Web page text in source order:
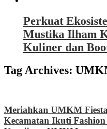
Perkuat
Mustika Ilham
Kuliner dan
Tag Archives:
Meriahkan UMKM
Kecamatan Ikuti